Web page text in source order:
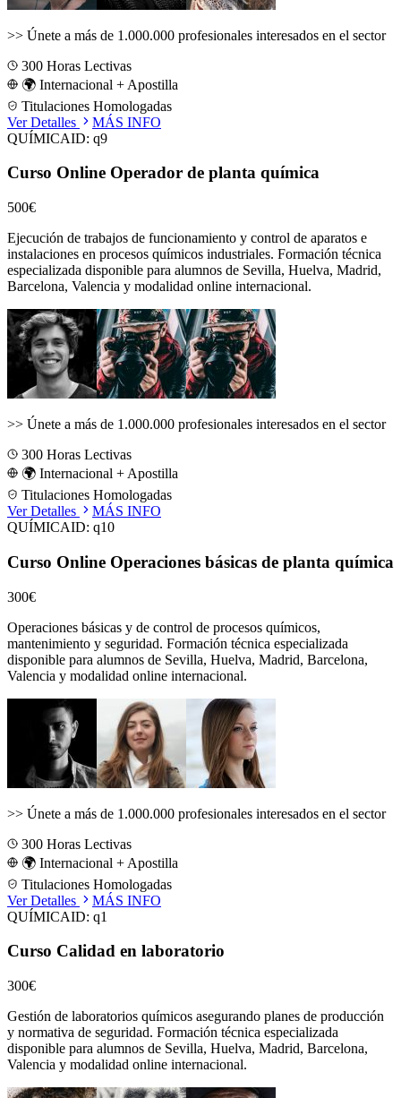
>> Únete a más de 1.000.000 profesionales interesados en el sector
300 Horas Lectivas
🌍 Internacional + Apostilla
Titulaciones Homologadas
Ver Detalles
MÁS INFO
QUÍMICAID: q9
Curso Online Operador de planta química
500€
Ejecución de trabajos de funcionamiento y control de aparatos e
instalaciones en procesos químicos industriales. Formación técnica
especializada disponible para alumnos de Sevilla, Huelva, Madrid,
Barcelona, Valencia y modalidad online internacional.
>> Únete a más de 1.000.000 profesionales interesados en el sector
300 Horas Lectivas
🌍 Internacional + Apostilla
Titulaciones Homologadas
Ver Detalles
MÁS INFO
QUÍMICAID: q10
Curso Online Operaciones básicas de planta química
300€
Operaciones básicas y de control de procesos químicos,
mantenimiento y seguridad. Formación técnica especializada
disponible para alumnos de Sevilla, Huelva, Madrid, Barcelona,
Valencia y modalidad online internacional.
>> Únete a más de 1.000.000 profesionales interesados en el sector
300 Horas Lectivas
🌍 Internacional + Apostilla
Titulaciones Homologadas
Ver Detalles
MÁS INFO
QUÍMICAID: q1
Curso Calidad en laboratorio
300€
Gestión de laboratorios químicos asegurando planes de producción
y normativa de seguridad. Formación técnica especializada
disponible para alumnos de Sevilla, Huelva, Madrid, Barcelona,
Valencia y modalidad online internacional.